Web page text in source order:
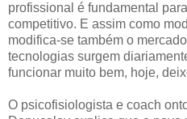
profissional é fundamental
competitivo. E assim como
modifica-se também o
tecnologias surgem
funcionar muito bem, hoje,
O psicofisiologista e coach